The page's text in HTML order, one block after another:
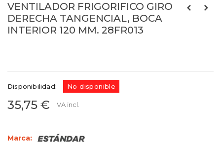
VENTILADOR FRIGORIFICO GIRO
DERECHA TANGENCIAL, BOCA
INTERIOR 120 MM. 28FR013
Disponibilidad: No disponible
35,75 € IVA incl.
Marca: